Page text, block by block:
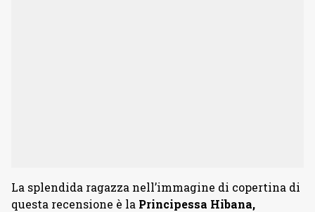
La splendida ragazza nell’immagine di copertina di
questa recensione è la Principessa Hibana,